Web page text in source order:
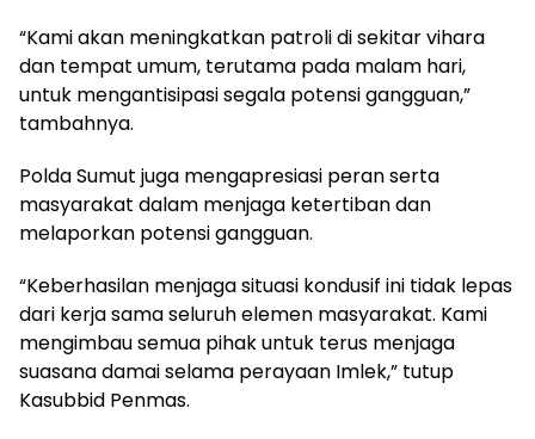
“Kami akan meningkatkan patroli di sekitar vihara
dan tempat umum, terutama pada malam hari,
untuk mengantisipasi segala potensi gangguan,”
tambahnya.
Polda Sumut juga mengapresiasi peran serta
masyarakat dalam menjaga ketertiban dan
melaporkan potensi gangguan.
“Keberhasilan menjaga situasi kondusif ini tidak lepas
dari kerja sama seluruh elemen masyarakat. Kami
mengimbau semua pihak untuk terus menjaga
suasana damai selama perayaan Imlek,” tutup
Kasubbid Penmas.